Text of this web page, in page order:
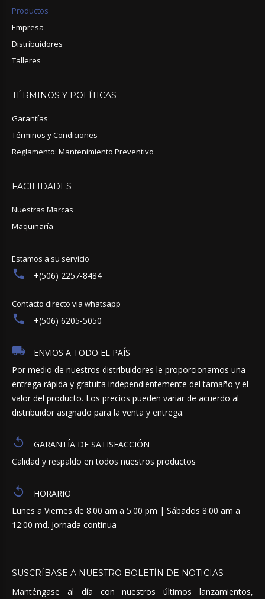
Productos
Empresa
Distribuidores
Talleres
TÉRMINOS Y POLÍTICAS
Garantías
Términos y Condiciones
Reglamento: Mantenimiento Preventivo
FACILIDADES
Nuestras Marcas
Maquinaría
Estamos a su servicio
+(506) 2257-8484
Contacto directo via whatsapp
+(506) 6205-5050
ENVIOS A TODO EL PAÍS
Por medio de nuestros distribuidores le proporcionamos una
entrega rápida y gratuita independientemente del tamaño y el
valor del producto. Los precios pueden variar de acuerdo al
distribuidor asignado para la venta y entrega.
GARANTÍA DE SATISFACCIÓN
Calidad y respaldo en todos nuestros productos
HORARIO
Lunes a Viernes de 8:00 am a 5:00 pm | Sábados 8:00 am a
12:00 md. Jornada continua
SUSCRÍBASE A NUESTRO BOLETÍN DE NOTICIAS
Manténgase al día con nuestros últimos lanzamientos,